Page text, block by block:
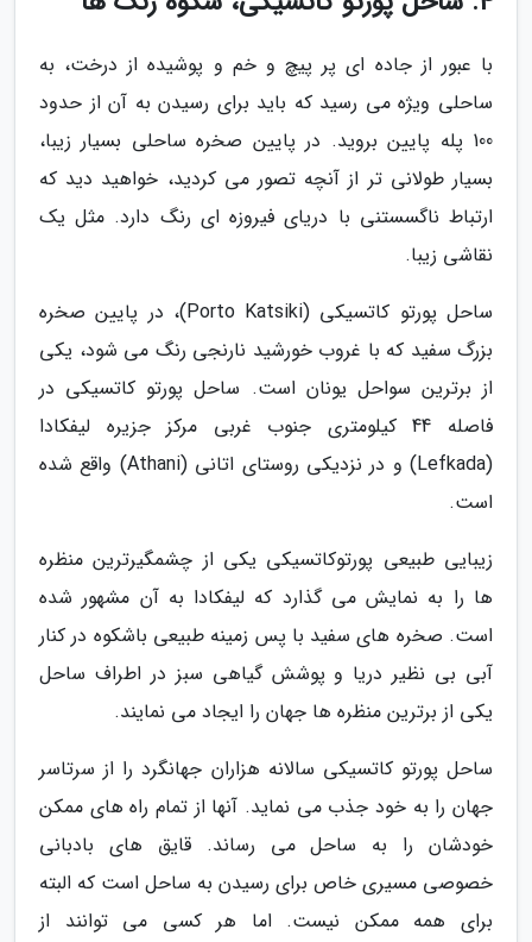
با عبور از جاده ای پر پیچ و خم و پوشیده از درخت، به
ساحلی ویژه می رسید که باید برای رسیدن به آن از حدود
100 پله پایین بروید. در پایین صخره ساحلی بسیار زیبا،
بسیار طولانی تر از آنچه تصور می کردید، خواهید دید که
ارتباط ناگسستنی با دریای فیروزه ای رنگ دارد. مثل یک
نقاشی زیبا.
ساحل پورتو کاتسیکی (Porto Katsiki)، در پایین صخره
بزرگ سفید که با غروب خورشید نارنجی رنگ می شود، یکی
از برترین سواحل یونان است. ساحل پورتو کاتسیکی در
فاصله 44 کیلومتری جنوب غربی مرکز جزیره لیفکادا
(Lefkada) و در نزدیکی روستای اتانی (Athani) واقع شده
است.
زیبایی طبیعی پورتوکاتسیکی یکی از چشمگیرترین منظره
ها را به نمایش می گذارد که لیفکادا به آن مشهور شده
است. صخره های سفید با پس زمینه طبیعی باشکوه در کنار
آبی بی نظیر دریا و پوشش گیاهی سبز در اطراف ساحل
یکی از برترین منظره ها جهان را ایجاد می نمایند.
ساحل پورتو کاتسیکی سالانه هزاران جهانگرد را از سرتاسر
جهان را به خود جذب می نماید. آنها از تمام راه های ممکن
خودشان را به ساحل می رساند. قایق های بادبانی
خصوصی مسیری خاص برای رسیدن به ساحل است که البته
برای همه ممکن نیست. اما هر کسی می توانند از